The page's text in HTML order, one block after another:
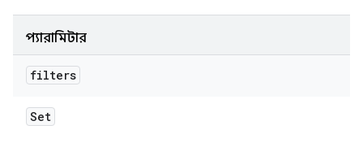
প্যারামিটার
filters
Set